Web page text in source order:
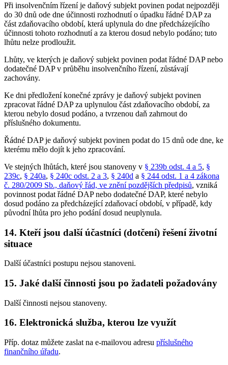
Při insolvenčním řízení je daňový subjekt povinen podat nejpozději
do 30 dnů ode dne účinnosti rozhodnutí o úpadku řádné DAP za
část zdaňovacího období, která uplynula do dne předcházejícího
účinnosti tohoto rozhodnutí a za kterou dosud nebylo podáno; tuto
lhůtu nelze prodloužit.
Lhůty, ve kterých je daňový subjekt povinen podat řádné DAP nebo
dodatečné DAP v průběhu insolvenčního řízení, zůstávají
zachovány.
Ke dni předložení konečné zprávy je daňový subjekt povinen
zpracovat řádné DAP za uplynulou část zdaňovacího období, za
kterou nebylo dosud podáno, a tvrzenou daň zahrnout do
příslušného dokumentu.
Řádné DAP je daňový subjekt povinen podat do 15 dnů ode dne, ke
kterému mělo dojít k jeho zpracování.
Ve stejných lhůtách, které jsou stanoveny v § 239b odst. 4 a 5, §
239c, § 240a, § 240c odst. 2 a 3, § 240d a § 244 odst. 1 a 4 zákona
č. 280/2009 Sb., daňový řád, ve znění pozdějších předpisů, vzniká
povinnost podat řádné DAP nebo dodatečné DAP, které nebylo
dosud podáno za předcházející zdaňovací období, v případě, kdy
původní lhůta pro jeho podání dosud neuplynula.
14. Kteří jsou další účastníci (dotčení) řešení životní
situace
Další účastníci postupu nejsou stanoveni.
15. Jaké další činnosti jsou po žadateli požadovány
Další činnosti nejsou stanoveny.
16. Elektronická služba, kterou lze využít
Příp. dotaz můžete zaslat na e-mailovou adresu příslušného
finančního úřadu.